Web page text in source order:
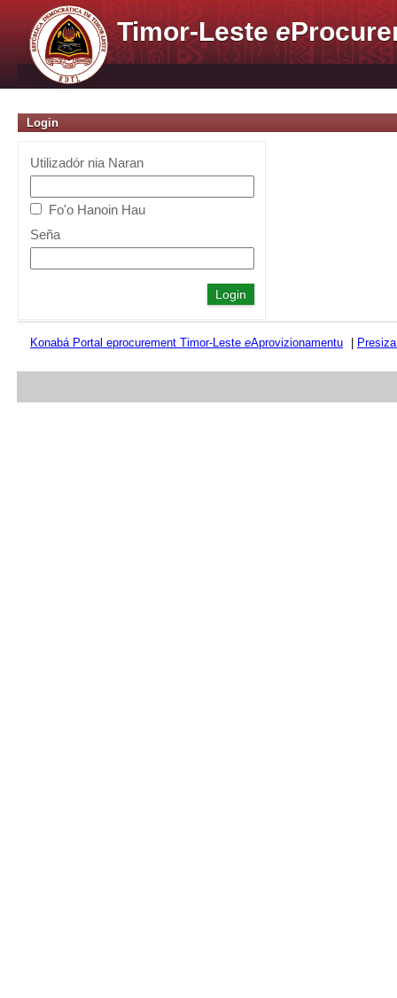
Timor-Lestee
Login
Utilizadór nia Naran
Fo'o Hanoin Hau
Seña
Konabá Portal eprocurement Timor-Leste eAprovizionamentu